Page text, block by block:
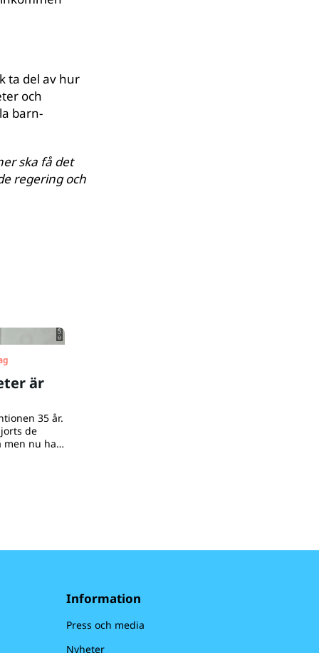
ta del av hur
och
barn-
ska få det
regering och
är
35 år.
de
men nu har
eller till
för
Information
Press och media
Nyheter